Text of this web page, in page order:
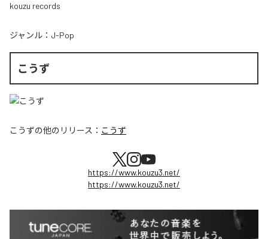
kouzu records
ジャンル： J-Pop
こうず
こうずの他のリリース： こうず
https://www.kouzu3.net/
https://www.kouzu3.net/